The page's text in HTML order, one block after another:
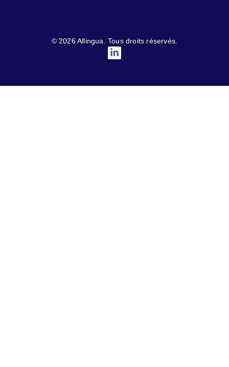
© 2026 Allingua. Tous droits réservés.